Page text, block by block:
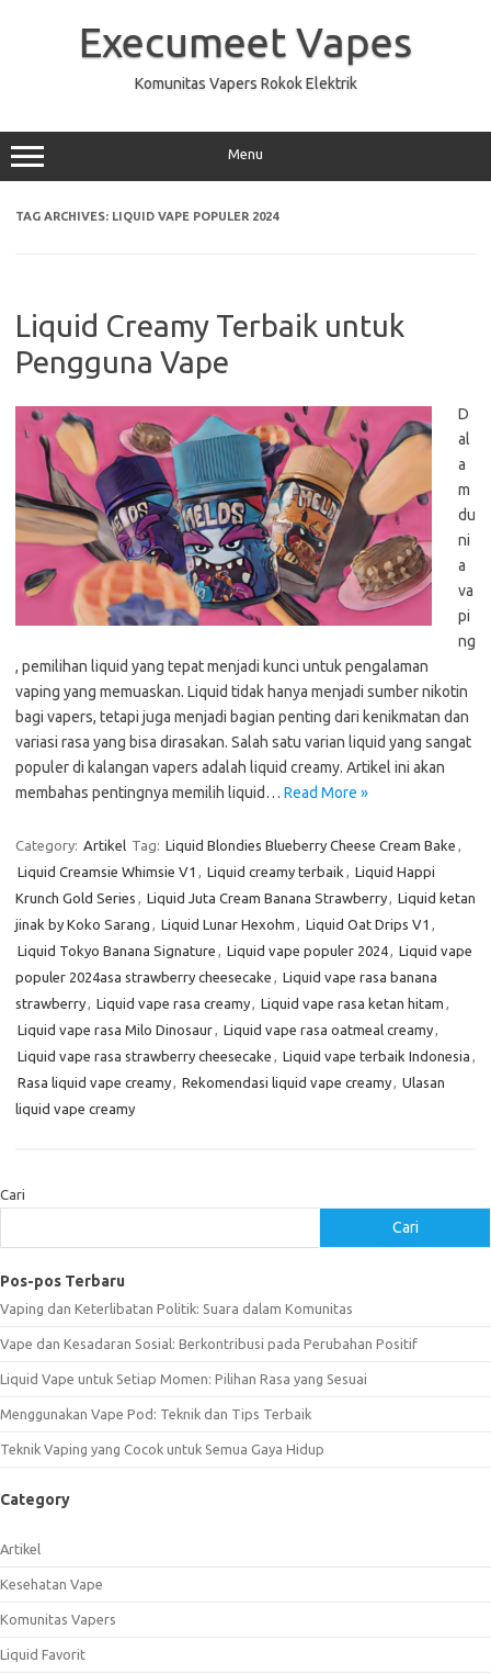
Execumeet Vapes
Komunitas Vapers Rokok Elektrik
Menu
TAG ARCHIVES: LIQUID VAPE POPULER 2024
Liquid Creamy Terbaik untuk
Pengguna Vape
D
al
a
m
du
ni
a
va
pi
ng
, pemilihan liquid yang tepat menjadi kunci untuk pengalaman
vaping yang memuaskan. Liquid tidak hanya menjadi sumber nikotin
bagi vapers, tetapi juga menjadi bagian penting dari kenikmatan dan
variasi rasa yang bisa dirasakan. Salah satu varian liquid yang sangat
populer di kalangan vapers adalah liquid creamy. Artikel ini akan
membahas pentingnya memilih liquid… Read More »
Category: Artikel Tag: Liquid Blondies Blueberry Cheese Cream Bake ,
Liquid Creamsie Whimsie V1 , Liquid creamy terbaik , Liquid Happi
Krunch Gold Series , Liquid Juta Cream Banana Strawberry, Liquid ketan
jinak by Koko Sarang , Liquid Lunar Hexohm , Liquid Oat Drips V1 ,
Liquid Tokyo Banana Signature , Liquid vape populer 2024, Liquid vape
populer 2024asa strawberry cheesecake , Liquid vape rasa banana
strawberry, Liquid vape rasa creamy, Liquid vape rasa ketan hitam ,
Liquid vape rasa Milo Dinosaur, Liquid vape rasa oatmeal creamy,
Liquid vape rasa strawberry cheesecake , Liquid vape terbaik Indonesia ,
Rasa liquid vape creamy, Rekomendasi liquid vape creamy, Ulasan
liquid vape creamy
Cari
Cari
Pos-pos Terbaru
Vaping dan Keterlibatan Politik: Suara dalam Komunitas
Vape dan Kesadaran Sosial: Berkontribusi pada Perubahan Positif
Liquid Vape untuk Setiap Momen: Pilihan Rasa yang Sesuai
Menggunakan Vape Pod: Teknik dan Tips Terbaik
Teknik Vaping yang Cocok untuk Semua Gaya Hidup
Category
Artikel
Kesehatan Vape
Komunitas Vapers
Liquid Favorit